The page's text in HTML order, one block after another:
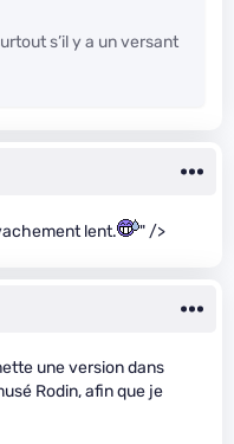
s’il y a un versant
lent. " />
une version dans
Rodin, afin que je